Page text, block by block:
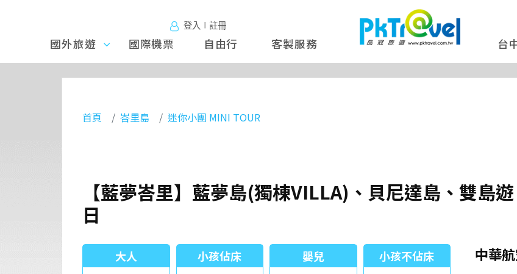
登入∣註冊
國外旅
遊
國外旅遊 國際機票 自由行 客製服務 台
首頁 峇里島 迷你小團 MINI TOUR
【藍夢峇里】藍夢島(獨棟VILLA)、貝尼達島、雙島
日
大人
小孩佔床
嬰兒
小孩不佔床
中華